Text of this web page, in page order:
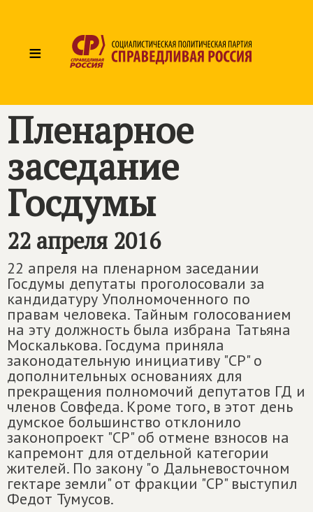
≡
Пленарное
заседание
Госдумы
22 апреля 2016
22 апреля на пленарном заседании
Госдумы депутаты проголосовали за
кандидатуру Уполномоченного по
правам человека. Тайным голосованием
на эту должность была избрана Татьяна
Москалькова. Госдума приняла
законодательную инициативу "СР" о
дополнительных основаниях для
прекращения полномочий депутатов ГД и
членов Совфеда. Кроме того, в этот день
думское большинство отклонило
законопроект "СР" об отмене взносов на
капремонт для отдельной категории
жителей. По закону "о Дальневосточном
гектаре земли" от фракции "СР" выступил
Федот Тумусов.